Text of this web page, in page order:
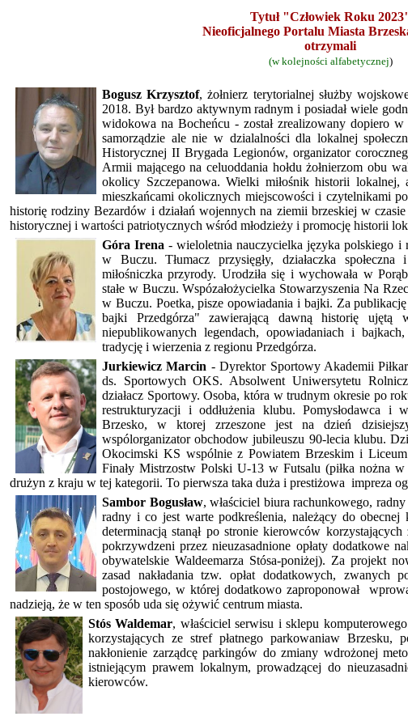
Tytuł "Człowiek Roku
Nieoficjalnego Portalu Miasta
otrzymali
(w kolejności alfabetycznej)
Bogusz Krzysztof, żołnierz terytorialnej służby
2018. Był bardzo aktywnym radnym i posiadał wiele
widokowa na Bocheńcu - został zrealizowany dopiero
samorządzie ale nie w dzialalności dla lokalnej
Historycznej II Brygada Legionów, organizator
Armii mającego na celuoddania hołdu żołnierzom obu
okolicy Szczepanowa. Wielki miłośnik historii lokalnej,
mieszkańcami okolicznych miejscowości i czytelnikami
historię rodziny Bezardów i działań wojennych na ziemii brzeskiej w
historycznej i wartości patriotycznych wśród młodzieży i promocję historii
Góra Irena- wieloletnia nauczycielka języka polskiego
w Buczu. Tłumacz przysięgły, działaczka
miłośniczka przyrody. Urodziła się i wychowała w
stałe w Buczu. Wspózałożycielka Stowarzyszenia Na
w Buczu. Poetka, pisze opowiadania i bajki. Za
bajki Przedgórza" zawierającą dawną historię ujętą
niepublikowanych legendach, opowiadaniach i
tradycję i wierzenia z regionu Przedgórza.
Jurkiewicz Marcin - Dyrektor Sportowy Akademii
ds. Sportowych OKS. Absolwent Uniwersytetu
działacz Sportowy. Osoba, która w trudnym okresie po
restrukturyzacji i oddłużenia klubu. Pomysłodawca i
Brzesko, w ktorej zrzeszone jest na dzień
wspólorganizator obchodow jubileuszu 90-lecia klubu.
Okocimski KS wspólnie z Powiatem Brzeskim i
Finały Mistrzostw Polski U-13 w Futsalu (piłka nożna
drużyn z kraju w tej kategorii. To pierwsza taka duża i prestiżowa impreza
Sambor Bogusław, właściciel biura rachunkowego,
radny i co jest warte podkreślenia, należący do
determinacją stanął po stronie kierowców
pokrzywdzeni przez nieuzasadnione opłaty dodatkowe
obywatelskie Waldeemarza Stósa-poniżej). Za projekt
zasad nakładania tzw. opłat dodatkowych, zwanych
postojowego, w której dodatkowo zaproponował
nadzieją, że w ten sposób uda się ożywić centrum miasta.
Stós Waldemar, właściciel serwisu i sklepu
korzystających ze stref płatnego parkowaniaw Brzesku,
nakłonienie zarządcę parkingów dozmiany wdrożonej
istniejącym prawem lokalnym, prowadzącej do
kierowców.